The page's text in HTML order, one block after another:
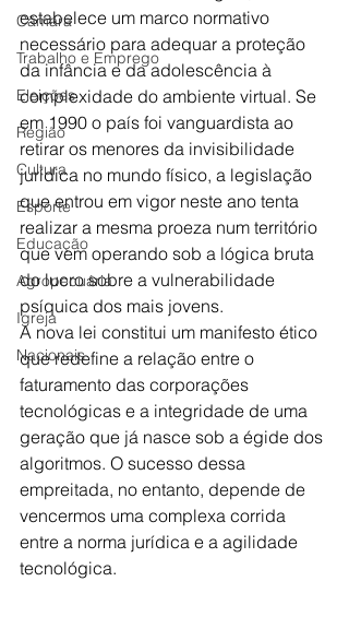
Câmara
Trabalho e Emprego
Eleições
Região
Cultura
Esporte
Educação
Agropecuária
Igreja
Nacionais
estabelece um marco normativo
necessário para adequar a proteção
da infância e da adolescência à
complexidade do ambiente virtual. Se
em 1990 o país foi vanguardista ao
retirar os menores da invisibilidade
jurídica no mundo físico, a legislação
que entrou em vigor neste ano tenta
realizar a mesma proeza num território
que vem operando sob a lógica bruta
do lucro sobre a vulnerabilidade
psíquica dos mais jovens.
A nova lei constitui um manifesto ético
que redefine a relação entre o
faturamento das corporações
tecnológicas e a integridade de uma
geração que já nasce sob a égide dos
algoritmos. O sucesso dessa
empreitada, no entanto, depende de
vencermos uma complexa corrida
entre a norma jurídica e a agilidade
tecnológica.